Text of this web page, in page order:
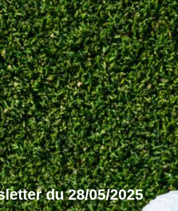
du 28/05/2025